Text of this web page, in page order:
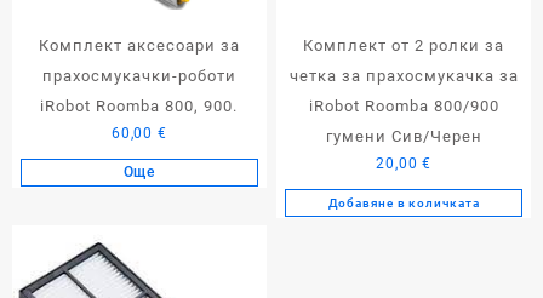
Комплект аксесоари за
прахосмукачки-роботи
iRobot Roomba 800, 900.
60,00 €
Още
Комплект от 2 ролки за
четка за прахосмукачка за
iRobot Roomba 800/900
гумени Сив/Черен
20,00€
Добавяне в количката